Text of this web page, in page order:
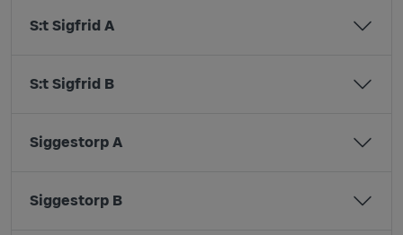
S:t Sigfrid A
S:t Sigfrid B
Siggestorp A
Siggestorp B